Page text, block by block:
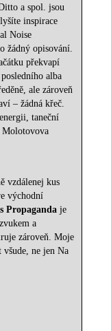
a spol. jsou
inspirace
Noise
žádný opisování.
překvapí
alba
ale zároveň
– žádná křeč.
taneční
Molotovova
vzdálenej kus
východní
Propaganda je
a
zároveň. Moje
všude, ne jen Na